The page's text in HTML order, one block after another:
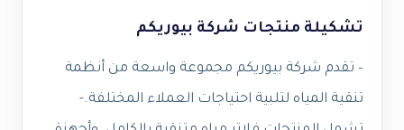
تشكيلة منتجات شركة بيوريكم
– تقدم شركة بيوريكم مجموعة واسعة من أنظمة
تنقية المياه لتلبية احتياجات العملاء المختلفة.-